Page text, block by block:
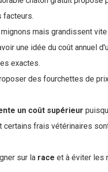
facteurs.
mais grandissent
une idée du coût annuel
exactes.
des fourchettes de
un coût supérieur
frais vétérinaires
sur la race et à éviter les